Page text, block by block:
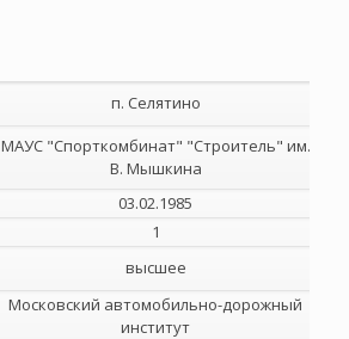
п. Селятино
МАУС "Спорткомбинат" "Строитель" им.
В. Мышкина
03.02.1985
1
высшее
Московский автомобильно-дорожный
институт